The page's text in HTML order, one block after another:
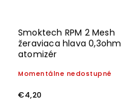
Smoktech RPM 2 Mesh
žeraviaca hlava 0,3ohm
atomizér
Momentálne nedostupné
€4,20